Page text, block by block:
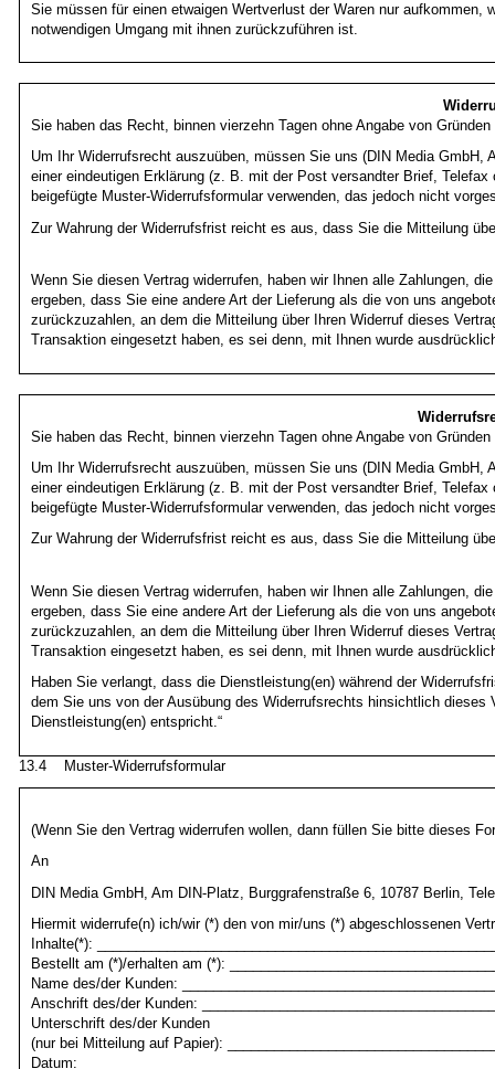
Sie müssen für einen etwaigen Wertverlust der Waren nur
notwendigen Umgang mit ihnen zurückzuführen ist.
Sie haben das Recht, binnen vierzehn Tagen ohne Angabe von
Um Ihr Widerrufsrecht auszuüben, müssen Sie uns (DIN Media
einer eindeutigen Erklärung (z. B. mit der Post versandter Brief,
beigefügte Muster-Widerrufsformular verwenden, das jedoch nicht
Zur Wahrung der Widerrufsfrist reicht es aus, dass Sie die Mitteilung
Wenn Sie diesen Vertrag widerrufen, haben wir Ihnen alle Zahlungen,
ergeben, dass Sie eine andere Art der Lieferung als die von uns
zurückzuzahlen, an dem die Mitteilung über Ihren Widerruf dieses
Transaktion eingesetzt haben, es sei denn, mit Ihnen wurde
Sie haben das Recht, binnen vierzehn Tagen ohne Angabe von
Um Ihr Widerrufsrecht auszuüben, müssen Sie uns (DIN Media
einer eindeutigen Erklärung (z. B. mit der Post versandter Brief,
beigefügte Muster-Widerrufsformular verwenden, das jedoch nicht
Zur Wahrung der Widerrufsfrist reicht es aus, dass Sie die Mitteilung
Wenn Sie diesen Vertrag widerrufen, haben wir Ihnen alle Zahlungen,
ergeben, dass Sie eine andere Art der Lieferung als die von uns
zurückzuzahlen, an dem die Mitteilung über Ihren Widerruf dieses
Transaktion eingesetzt haben, es sei denn, mit Ihnen wurde
Haben Sie verlangt, dass die Dienstleistung(en) während der
dem Sie uns von der Ausübung des Widerrufsrechts hinsichtlich
Dienstleistung(en) entspricht.“
13.4 Muster-Widerrufsformular
(Wenn Sie den Vertrag widerrufen wollen, dann füllen Sie bitte dieses
An
DIN Media GmbH, Am DIN-Platz, Burggrafenstraße 6, 10787 Berlin,
Hiermit widerrufe(n) ich/wir (*) den von mir/uns (*) abgeschlossenen
Inhalte(*):
Bestellt am (*)/erhalten am (*):
Name des/der Kunden:
Anschrift des/der Kunden:
Unterschrift des/der Kunden
(nur bei Mitteilung auf Papier):
Datum: